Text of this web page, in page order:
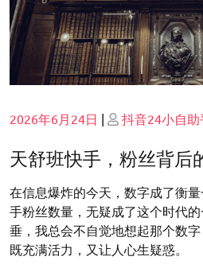
Posted
2026年6月24日 | Posted
抖音24小自助
天舒班快手，粉丝背后
在信息爆炸的今天，数字成了衡
手粉丝数量，无疑成了这个时代
垂，我总会不自觉地想起那个数
既充满活力，又让人心生疑惑。